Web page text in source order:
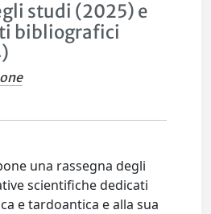
studi (2025) e
bibliografici
una rassegna degli
scientifiche dedicati
e tardoantica e alla sua